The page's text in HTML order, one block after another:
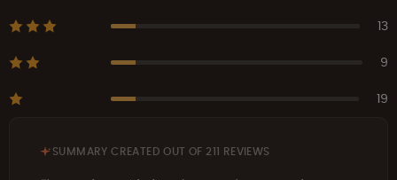
13
9
19
SUMMARY CREATED OUT OF 211 REVIEWS